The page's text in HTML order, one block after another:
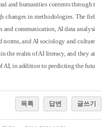
and humanities contents through t
changes in methodologies. The fiel
communication, AI data analysi
norms, and AI sociology and culture
the realm of AI literacy, and they ai
AI, in addition to predicting the futu
목록 답변 글쓰기